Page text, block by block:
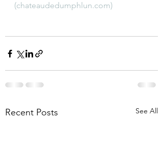
(chateaudedumphlun.com)
Recent Posts See All